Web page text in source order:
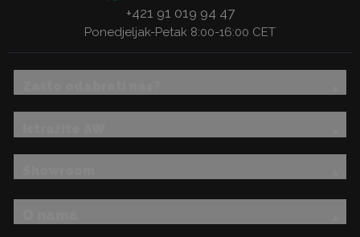
+421 91 019 94 47
Ponedjeljak-Petak 8:00-16:00 CET